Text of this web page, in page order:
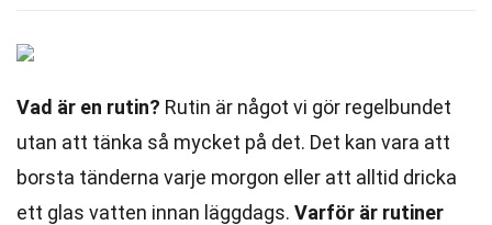
Vad är en rutin? Rutin är något vi gör regelbundet
utan att tänka så mycket på det. Det kan vara att
borsta tänderna varje morgon eller att alltid dricka
ett glas vatten innan läggdags. Varför är rutiner